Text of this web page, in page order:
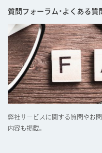
質問フォーラム･よくある質
弊社サービスに関する質問やお
内容も掲載。